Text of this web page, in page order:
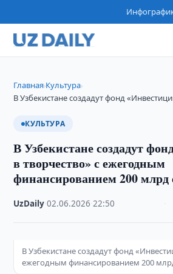
Главная›Культура›
В Узбекистане создадут фонд
КУЛЬТУРА
В Узбекистане создадут
в творчество» с ежегодным
финансированием 200 млрд
UzDaily ·02.06.2026 ·22:50
В Узбекистане создадут фонд
ежегодным финансированием 200